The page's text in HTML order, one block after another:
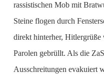
rassistischen Mob mit
Steine flogen durch
direkt hinterher, Hitlergrüße
Parolen gebrüllt. Als die
Ausschreitungen evakuiert